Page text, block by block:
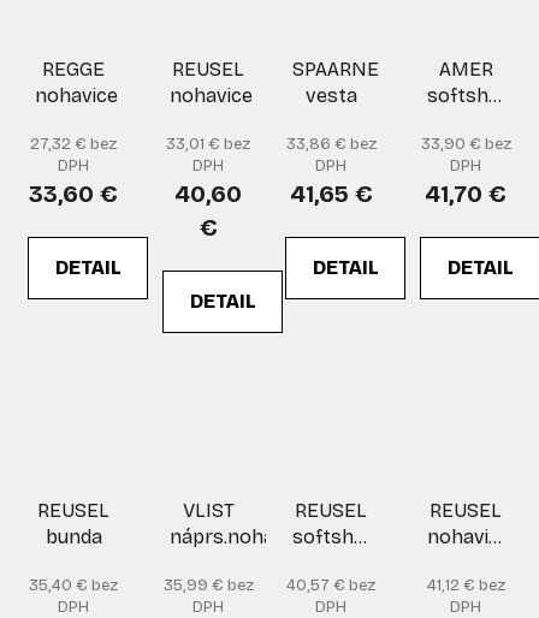
REGGE
nohavice
27,32 € bez
DPH
33,60 €
DETAIL
REUSEL
nohavice
33,01 € bez
DPH
40,60
€
DETAIL
SPAARNE
vesta
33,86 € bez
DPH
41,65 €
DETAIL
AMER
softshell
33,90 € bez
DPH
41,70 €
DETAIL
REUSEL
bunda
35,40 € bez
DPH
VLIST
náprs.nohavice
35,99 € bez
DPH
REUSEL
softshell
40,57 € bez
DPH
REUSEL
nohavice
41,12 € bez
DPH